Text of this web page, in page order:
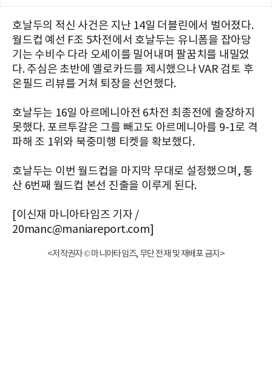
호날두의 적신 사건은 지난 14일 더블린에서 벌어졌다.
월드컵 예선 F조 5차전에서 호날두는 유니폼을 잡아당
기는 수비수 다라 오셰이를 밀어내며 팔꿈치를 내밀었
다. 주심은 초반에 옐로카드를 제시했으나 VAR 검토 후
온필드 리뷰를 거쳐 퇴장을 선언했다.
호날두는 16일 아르메니아전 6차전 최종전에 출장하지
못했다. 포르투갈은 그를 빼고도 아르메니아를 9-1로 격
파해 조 1위와 북중미행 티켓을 확보했다.
호날두는 이번 월드컵을 마지막 무대로 설정했으며, 통
산 6번째 월드컵 본선 진출을 이루게 된다.
[이신재 마니아타임즈 기자 /
20manc@maniareport.com]
<저작권자 © 마니아타임즈, 무단 전재 및 재배포 금지>